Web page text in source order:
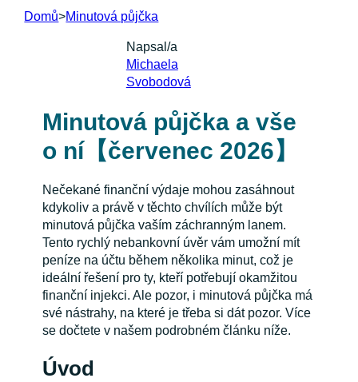
Domů>Minutová půjčka
Napsal/a
Michaela
Svobodová
Minutová půjčka a vše
o ní【červenec 2026】
Nečekané finanční výdaje mohou zasáhnout
kdykoliv a právě v těchto chvílích může být
minutová půjčka vaším záchranným lanem.
Tento rychlý nebankovní úvěr vám umožní mít
peníze na účtu během několika minut, což je
ideální řešení pro ty, kteří potřebují okamžitou
finanční injekci. Ale pozor, i minutová půjčka má
své nástrahy, na které je třeba si dát pozor. Více
se dočtete v našem podrobném článku níže.
Úvod